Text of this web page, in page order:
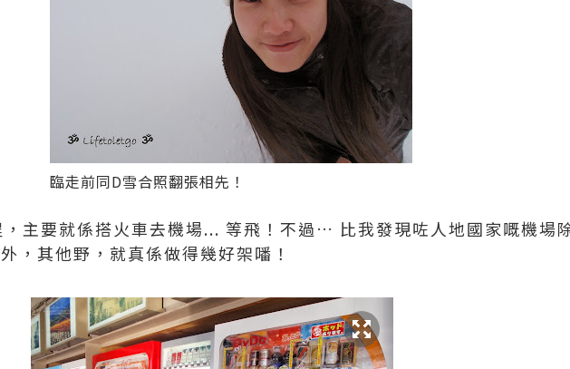
臨走前同D雪合照翻張相先！
主要就係搭火車去機場... 等飛！不過… 比我發現咗人地國家嘅機場
，其他野，就真係做得幾好架噃！